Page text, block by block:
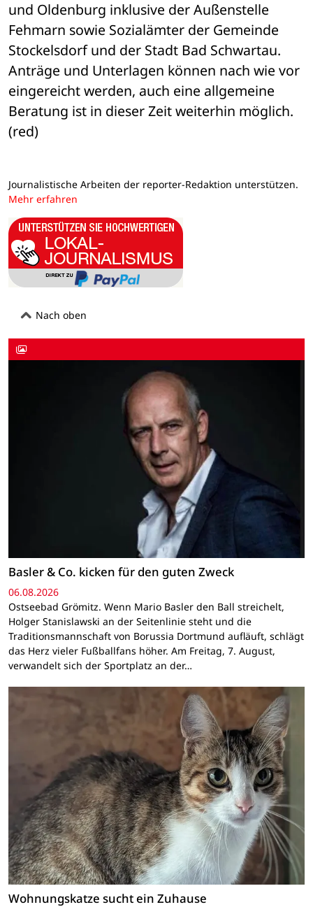
und Oldenburg inklusive der Außenstelle
Fehmarn sowie Sozialämter der Gemeinde
Stockelsdorf und der Stadt Bad Schwartau.
Anträge und Unterlagen können nach wie vor
eingereicht werden, auch eine allgemeine
Beratung ist in dieser Zeit weiterhin möglich.
(red)
Journalistische Arbeiten der reporter-Redaktion unterstützen.
Mehr erfahren
Nach oben
Basler & Co. kicken für den guten Zweck
06.08.2026
Ostseebad Grömitz. Wenn Mario Basler den Ball streichelt,
Holger Stanislawski an der Seitenlinie steht und die
Traditionsmannschaft von Borussia Dortmund aufläuft, schlägt
das Herz vieler Fußballfans höher. Am Freitag, 7. August,
verwandelt sich der Sportplatz an der…
Wohnungskatze sucht ein Zuhause